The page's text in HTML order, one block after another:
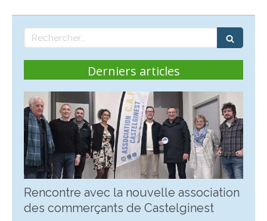
Rechercher
Derniers articles
Rencontre avec la nouvelle association
des commerçants de Castelginest